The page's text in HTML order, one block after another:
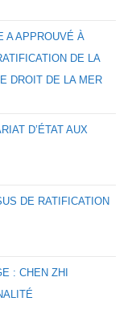
A APPROUVÉ À
DE LA
DROIT DE LA MER
D’ÉTAT AUX
DE RATIFICATION
: CHEN ZHI